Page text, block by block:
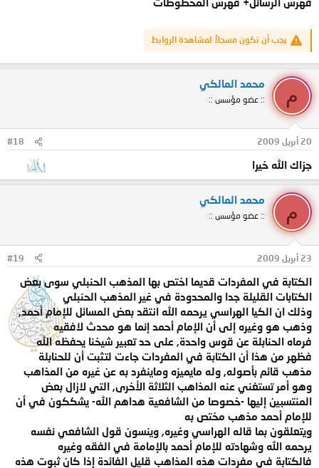
يجب أن تكون مسجلاً لمشاهدة الروابط
م
محمد المالكي
:: عضو مؤسس ::
20 أبريل 2009 #18
جزاك الله خيرا
م
محمد المالكي
:: عضو مؤسس ::
23 أبريل 2009 #19
الكتابة في المفردات قديما اختص بها المذهب الحنبلي سوى بعض
الكتابات القليلة جدا والمحدودة في غير المذهب الحنبلي
وذلك ان الكيا الهراسي يرحمه الله انتقد بعض المسائل للإمام أحمد,
وذهب هو وغيره إلى أن الإمام أحمد إنما هو محدث لافقيه
فرماه الحنابلة عن قوس واحدة, على حد تعبير شيخنا يحفظه الله
فظهر من هذا أن الكتابة في المفردات جاءت لتثبت أن للحنابلة
مذهب قائم بأصوله, وله مايميزه وماينفرد به عن غيره من المذاهب
وهو أمر تستغني عنه المذاهب الثلاثة الأخرى, التي لازال بعض
المنتسبين إليها -خصوصا من الشافعية هداهم الله- يشككون في أن
للإمام أحمد مذهب مختص به
ويتعلقون بما قاله الهراسي وغيره, وينسون قول الشافعي نفسه
يرحمه الله وشهادته للإمام أحمد بالإمامة في الفقه وغيره
فالكتابة في مفردات هذه المذاهب قليل الفائدة إذا كان ثبوت هذه